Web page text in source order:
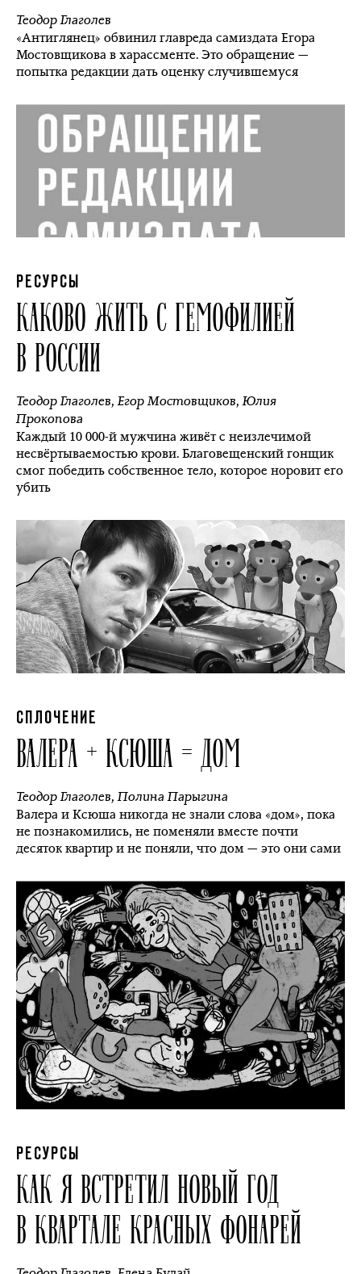
Теодор Глаголев
«Антиглянец» обвинил главреда самиздата Егора
Мостовщикова в харассменте. Это обращение —
попытка редакции дать оценку случившемуся
РЕСУРСЫ
КАКОВО ЖИТЬ С ГЕМОФИЛИЕЙ
В РОССИИ
Теодор Глаголев,Егор Мостовщиков,Юлия
Прокопова
Каждый 10 000-й мужчина живёт с неизлечимой
несвёртываемостью крови. Благовещенский гонщик
смог победить собственное тело, которое норовит его
убить
СПЛОЧЕНИЕ
ВАЛЕРА + КСЮША = ДОМ
Теодор Глаголев,Полина Парыгина
Валера и Ксюша никогда не знали слова «дом», пока
не познакомились, не поменяли вместе почти
десяток квартир и не поняли, что дом — это они сами
РЕСУРСЫ
КАК Я ВСТРЕТИЛ НОВЫЙ ГОД
В КВАРТАЛЕ КРАСНЫХ ФОНАРЕЙ